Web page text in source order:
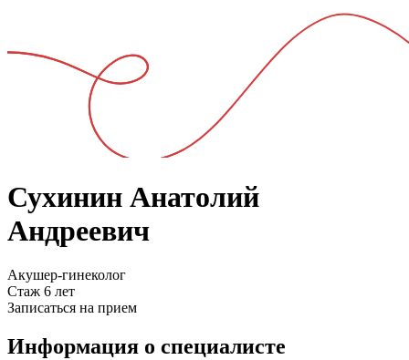
Сухинин Анатолий
Андреевич
Акушер-гинеколог
Стаж 6 лет
Записаться на прием
Информация о специалисте